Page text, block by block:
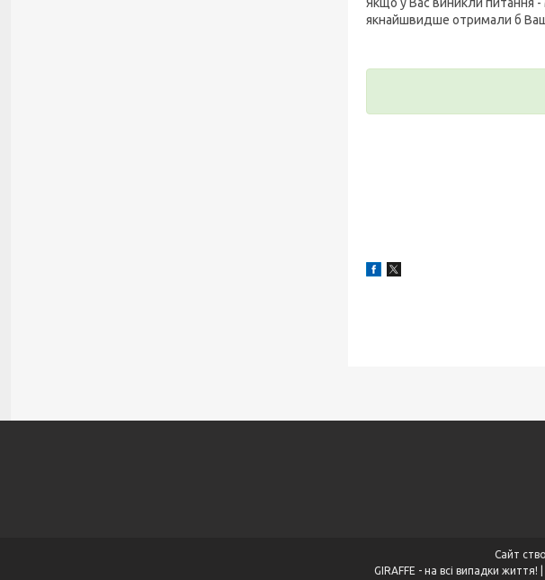
якнайшвидше отримали б
Сайт